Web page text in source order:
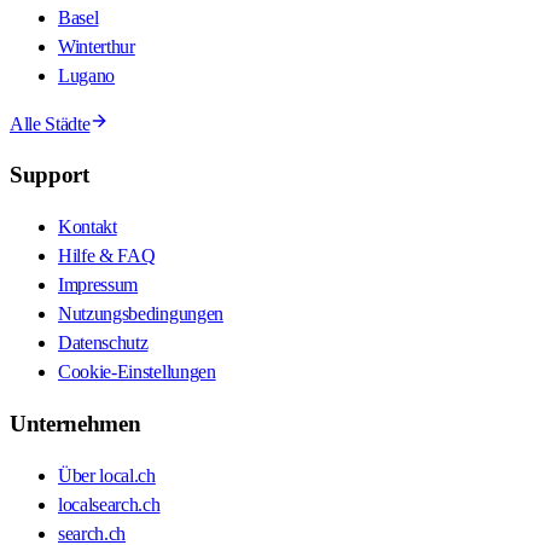
Basel
Winterthur
Lugano
Alle Städte
Support
Kontakt
Hilfe & FAQ
Impressum
Nutzungsbedingungen
Datenschutz
Cookie-Einstellungen
Unternehmen
Über local.ch
localsearch.ch
search.ch